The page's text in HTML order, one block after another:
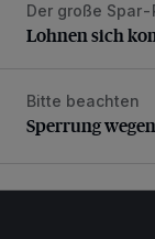
Lohnen sich
Der große
Lohnen sich
Sperrung
Bitte beachten
Sperrung